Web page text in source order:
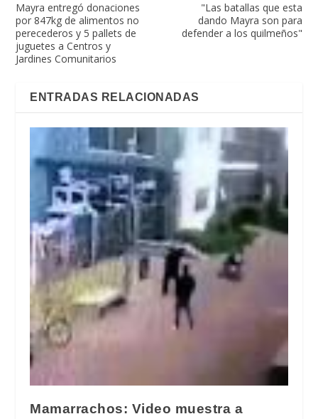
Mayra entregó donaciones
por 847kg de alimentos no
perecederos y 5 pallets de
juguetes a Centros y
Jardines Comunitarios
"Las batallas que esta
dando Mayra son para
defender a los quilmeños"
ENTRADAS RELACIONADAS
Mamarrachos: Video muestra a